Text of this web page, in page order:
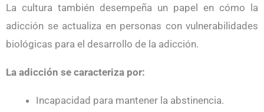
La cultura también desempeña un papel en cómo la
adicción se actualiza en personas con vulnerabilidades
biológicas para el desarrollo de la adicción.
La adicción se caracteriza por:
Incapacidad para mantener la abstinencia.